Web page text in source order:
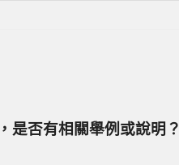
是否有相關舉例或說明？